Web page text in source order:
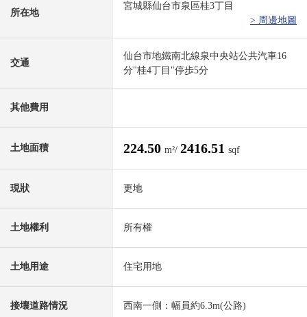
所在地
宮城縣仙台市泉區桂3丁目
> 周邊地圖
交通
仙台市地鐵南北線泉中央站公共汽車16
分"桂4丁目"停歩5分
其他費用
土地面積 224.50 m²/ 2416.51 sqf
現狀 更地
土地權利 所有權
土地用途 住宅用地
接壤道路情況 西南一側：幅員約6.3m(公路)